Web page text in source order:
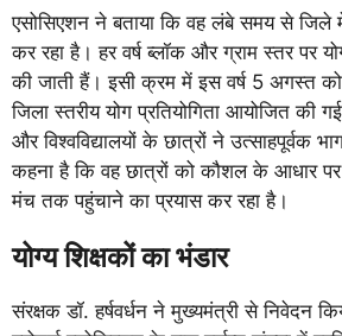
एसोसिएशन ने बताया कि वह लंबे समय से जिले
कर रहा है। हर वर्ष ब्लॉक और ग्राम स्तर पर
की जाती हैं। इसी क्रम में इस वर्ष 5 अगस्त को
जिला स्तरीय योग प्रतियोगिता आयोजित की
और विश्वविद्यालयों के छात्रों ने उत्साहपूर्वक
कहना है कि वह छात्रों को कौशल के आधार पर
मंच तक पहुंचाने का प्रयास कर रहा है।
योग्य शिक्षकों का भंडार
संरक्षक डॉ. हर्षवर्धन ने मुख्यमंत्री से निवेदन